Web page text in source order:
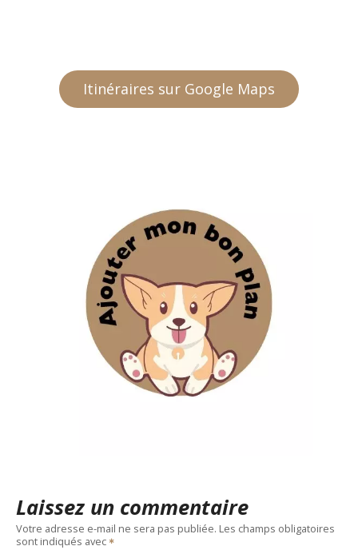
Itinéraires sur Google Maps
Laissez un commentaire
Votre adresse e-mail ne sera pas publiée. Les champs obligatoires
sont indiqués avec